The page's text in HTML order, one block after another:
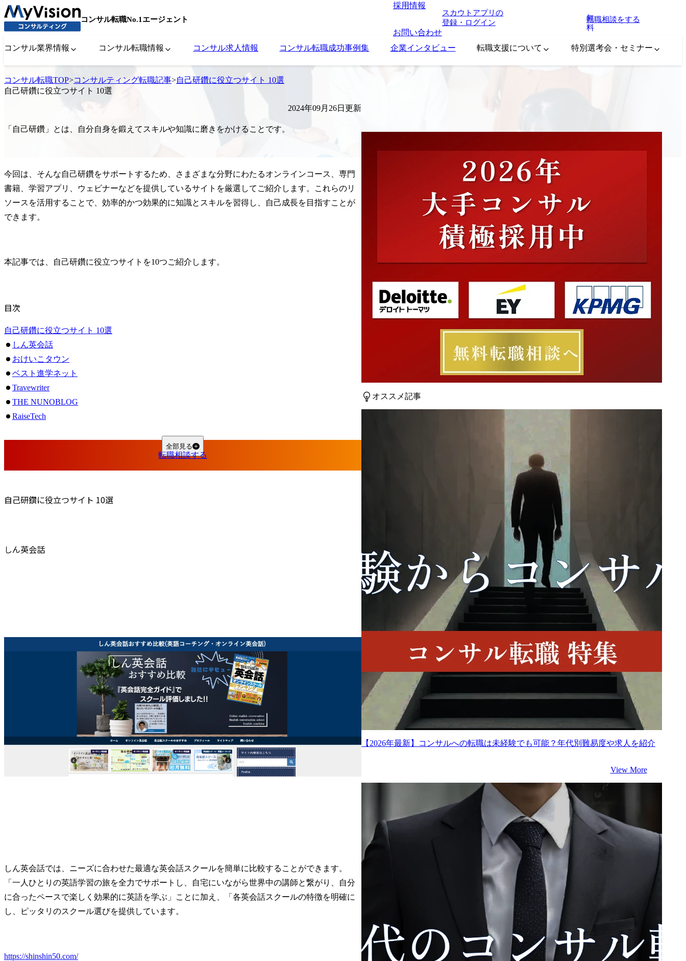
コンサル転職No.1エージェント
採用情報
お問い合わせ
スカウトアプリの
登録・ログイン
無
料
転職相談をする
コンサル業界情報 コンサル転職情報 コンサル求人情報 コンサル転職成功事例集 企業インタビュー 転職支援について 特別選考会・セミナー
コンサル転職TOP>コンサルティング転職記事>自己研鑽に役立つサイト 10選
自己研鑽に役立つサイト 10選
2024年09月26日更新
「自己研鑽」とは、自分自身を鍛えてスキルや知識に磨きをかけることです。
今回は、そんな自己研鑽をサポートするため、さまざまな分野にわたるオンラインコース、専門
書籍、学習アプリ、ウェビナーなどを提供しているサイトを厳選してご紹介します。これらのリ
ソースを活用することで、効率的かつ効果的に知識とスキルを習得し、自己成長を目指すことが
できます。
本記事では、自己研鑽に役立つサイトを10つご紹介します。
目次
自己研鑽に役立つサイト 10選
しん英会話
おけいこタウン
ベスト進学ネット
Travewriter
THE NUNOBLOG
RaiseTech
会社員のための不動産投資マガジン
全部見る
転職相談する
自己研鑽に役立つサイト 10選
しん英会話
しん英会話では、ニーズに合わせた最適な英会話スクールを簡単に比較することができます。
「一人ひとりの英語学習の旅を全力でサポートし、自宅にいながら世界中の講師と繋がり、自分
に合ったペースで楽しく効果的に英語を学ぶ」ことに加え、「各英会話スクールの特徴を明確に
し、ピッタリのスクール選びを提供しています。
https://shinshin50.com/
オススメ記事
【2026年最新】コンサルへの転職は未経験でも可能？年代別難易度や求人を紹介
View More